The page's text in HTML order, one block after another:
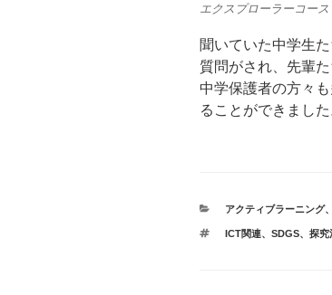
エクスプローラーコース
聞いていた中学生
質問がされ、先輩
中学保護者の方々
ることができました
カ
ゴ
アクティブラーニング、
タ
ICT関連、SDGS、探